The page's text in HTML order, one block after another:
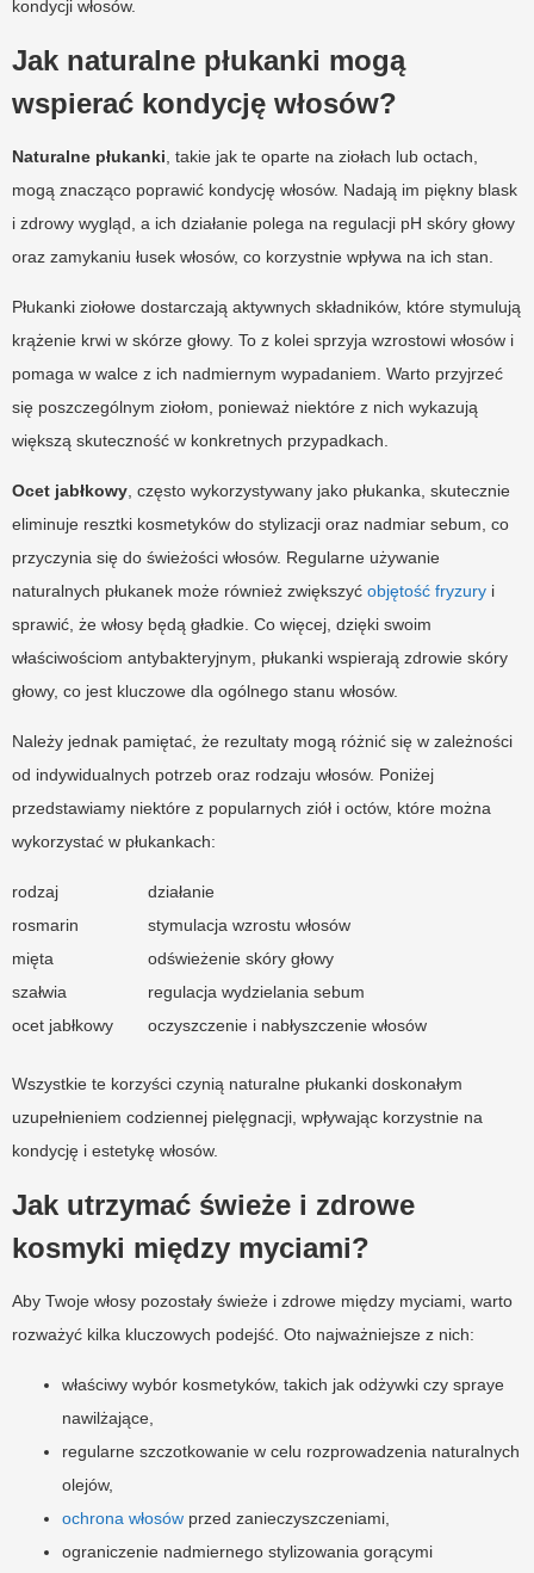
kondycji włosów.
Jak naturalne płukanki mogą
wspierać kondycję włosów?
Naturalne płukanki , takie jak te oparte na ziołach lub octach,
mogą znacząco poprawić kondycję włosów. Nadają im piękny blask
i zdrowy wygląd, a ich działanie polega na regulacji pH skóry głowy
oraz zamykaniu łusek włosów, co korzystnie wpływa na ich stan.
Płukanki ziołowe dostarczają aktywnych składników, które stymulują
krążenie krwi w skórze głowy. To z kolei sprzyja wzrostowi włosów i
pomaga w walce z ich nadmiernym wypadaniem. Warto przyjrzeć
się poszczególnym ziołom, ponieważ niektóre z nich wykazują
większą skuteczność w konkretnych przypadkach.
Ocet jabłkowy , często wykorzystywany jako płukanka, skutecznie
eliminuje resztki kosmetyków do stylizacji oraz nadmiar sebum, co
przyczynia się do świeżości włosów. Regularne używanie
naturalnych płukanek może również zwiększyć objętość fryzury i
sprawić, że włosy będą gładkie. Co więcej, dzięki swoim
właściwościom antybakteryjnym, płukanki wspierają zdrowie skóry
głowy, co jest kluczowe dla ogólnego stanu włosów.
Należy jednak pamiętać, że rezultaty mogą różnić się w zależności
od indywidualnych potrzeb oraz rodzaju włosów. Poniżej
przedstawiamy niektóre z popularnych ziół i octów, które można
wykorzystać w płukankach:
rodzaj
działanie
rosmarin
stymulacja wzrostu włosów
mięta
odświeżenie skóry głowy
szałwia
regulacja wydzielania sebum
ocet jabłkowy
oczyszczenie i nabłyszczenie włosów
Wszystkie te korzyści czynią naturalne płukanki doskonałym
uzupełnieniem codziennej pielęgnacji, wpływając korzystnie na
kondycję i estetykę włosów.
Jak utrzymać świeże i zdrowe
kosmyki między myciami?
Aby Twoje włosy pozostały świeże i zdrowe między myciami, warto
rozważyć kilka kluczowych podejść. Oto najważniejsze z nich:
właściwy wybór kosmetyków, takich jak odżywki czy spraye
nawilżające,
regularne szczotkowanie w celu rozprowadzenia naturalnych
olejów,
ochrona włosów przed zanieczyszczeniami,
ograniczenie nadmiernego stylizowania gorącymi